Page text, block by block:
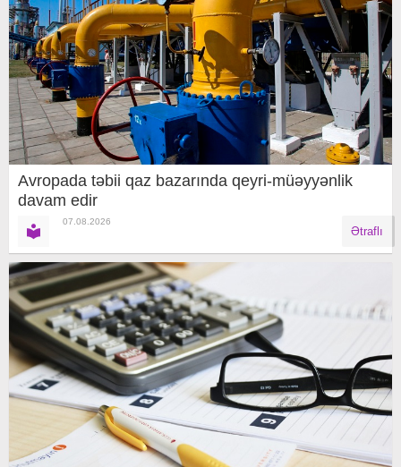
Avropada təbii qaz bazarında qeyri-müəyyənlik
davam edir
07.08.2026
Ətraflı